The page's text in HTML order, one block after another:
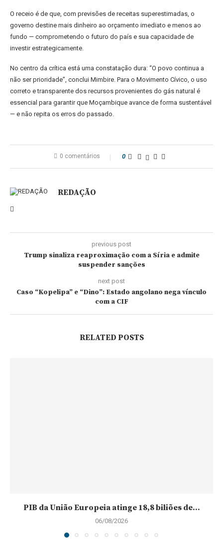
O receio é de que, com previsões de receitas superestimadas, o
governo destine mais dinheiro ao orçamento imediato e menos ao
fundo — comprometendo o futuro do país e sua capacidade de
investir estrategicamente.
No centro da crítica está uma constatação dura: “O povo continua a
não ser prioridade”, conclui Mimbire. Para o Movimento Cívico, o uso
correto e transparente dos recursos provenientes do gás natural é
essencial para garantir que Moçambique avance de forma sustentável
— e não repita os erros do passado.
0 comentários 0
REDAÇÃO
previous post
Trump sinaliza reaproximação com a Síria e admite
suspender sanções
next post
Caso “Kopelipa” e “Dino”: Estado angolano nega vínculo
com a CIF
RELATED POSTS
PIB da União Europeia atinge 18,8 biliões de...
06/08/2026